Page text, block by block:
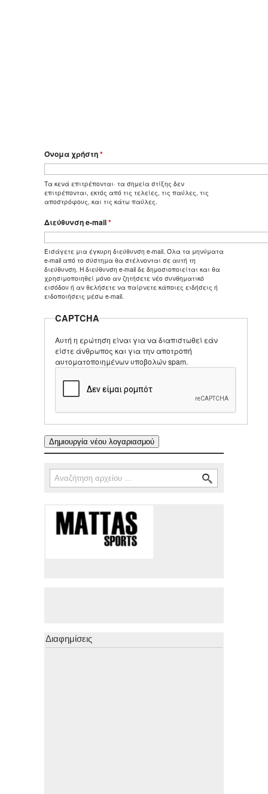
Όνομα χρήστη*
Τα κενά επιτρέπονται· τα σημεία στίξης δεν
επιτρέπονται, εκτός από τις τελείες, τις παύλες, τις
αποστρόφους, και τις κάτω παύλες.
Διεύθυνση e-mail*
Εισάγετε μια έγκυρη διεύθυνση e-mail. Όλα τα μηνύματα
e-mail από το σύστημα θα στέλνονται σε αυτή τη
διεύθυνση. Η διεύθυνση e-mail δε δημοσιοποιείται και θα
χρησιμοποιηθεί μόνο αν ζητήσετε νέο συνθηματικό
εισόδου ή αν θελήσετε να παίρνετε κάποιες ειδήσεις ή
ειδοποιήσεις μέσω e-mail.
CAPTCHA
Αυτή η ερώτηση είναι για να διαπιστωθεί εάν
είστε άνθρωπος και για την αποτροπή
αυτοματοποιημένων υποβολών spam.
Φόρμα αναζήτησης
Αναζήτηση
Διαφημίσεις